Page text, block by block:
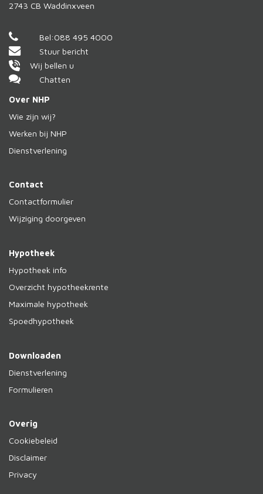
2743 CB Waddinxveen
Bel:088 495 4000
Stuur bericht
Wij bellen u
Chatten
Over NHP
Wie zijn wij?
Werken bij NHP
Dienstverlening
Contact
Contactformulier
Wijziging doorgeven
Hypotheek
Hypotheek info
Overzicht hypotheekrente
Maximale hypotheek
Spoedhypotheek
Downloaden
Dienstverlening
Formulieren
Overig
Cookiebeleid
Disclaimer
Privacy